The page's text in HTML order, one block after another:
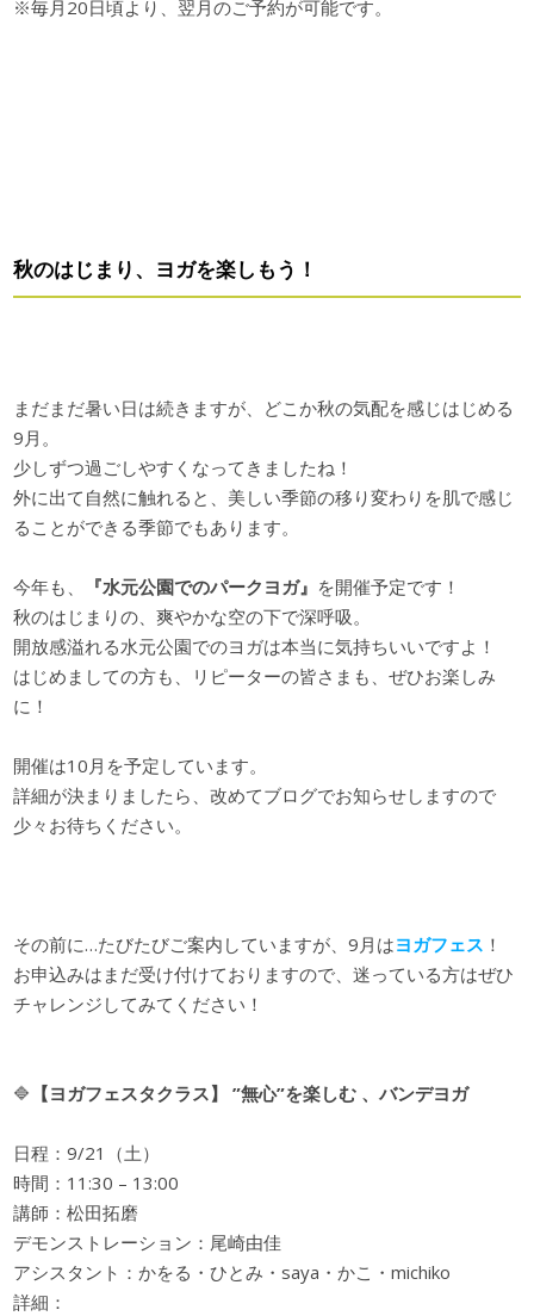
※毎月20日頃より、翌月のご予約が可能です。
秋のはじまり、ヨガを楽しもう！
まだまだ暑い日は続きますが、どこか秋の気配を感じはじめる
9月。
少しずつ過ごしやすくなってきましたね！
外に出て自然に触れると、美しい季節の移り変わりを肌で感じ
ることができる季節でもあります。
今年も、 『水元公園でのパークヨガ』 を開催予定です！
秋のはじまりの、爽やかな空の下で深呼吸。
開放感溢れる水元公園でのヨガは本当に気持ちいいですよ！
はじめましての方も、リピーターの皆さまも、ぜひお楽しみ
に！
開催は10月を予定しています。
詳細が決まりましたら、改めてブログでお知らせしますので
少々お待ちください。
その前に…たびたびご案内していますが、9月はヨガフェス ！
お申込みはまだ受け付けておりますので、迷っている方はぜひ
チャレンジしてみてください！
🔷 【ヨガフェスタクラス】 ”無心”を楽しむ 、バンデヨガ
日程：9/21（土）
時間：11:30 – 13:00
講師：松田拓磨
デモンストレーション：尾崎由佳
アシスタント：かをる・ひとみ・saya・かこ・michiko
詳細：